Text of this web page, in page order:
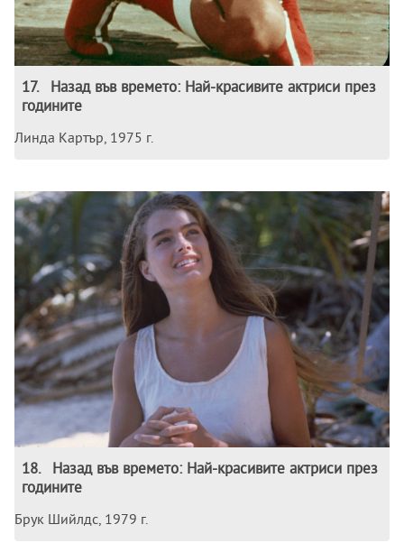
17.
Назад във времето: Най-красивите актриси през
годините
Линда Картър, 1975 г.
18.
Назад във времето: Най-красивите актриси през
годините
Брук Шийлдс, 1979 г.